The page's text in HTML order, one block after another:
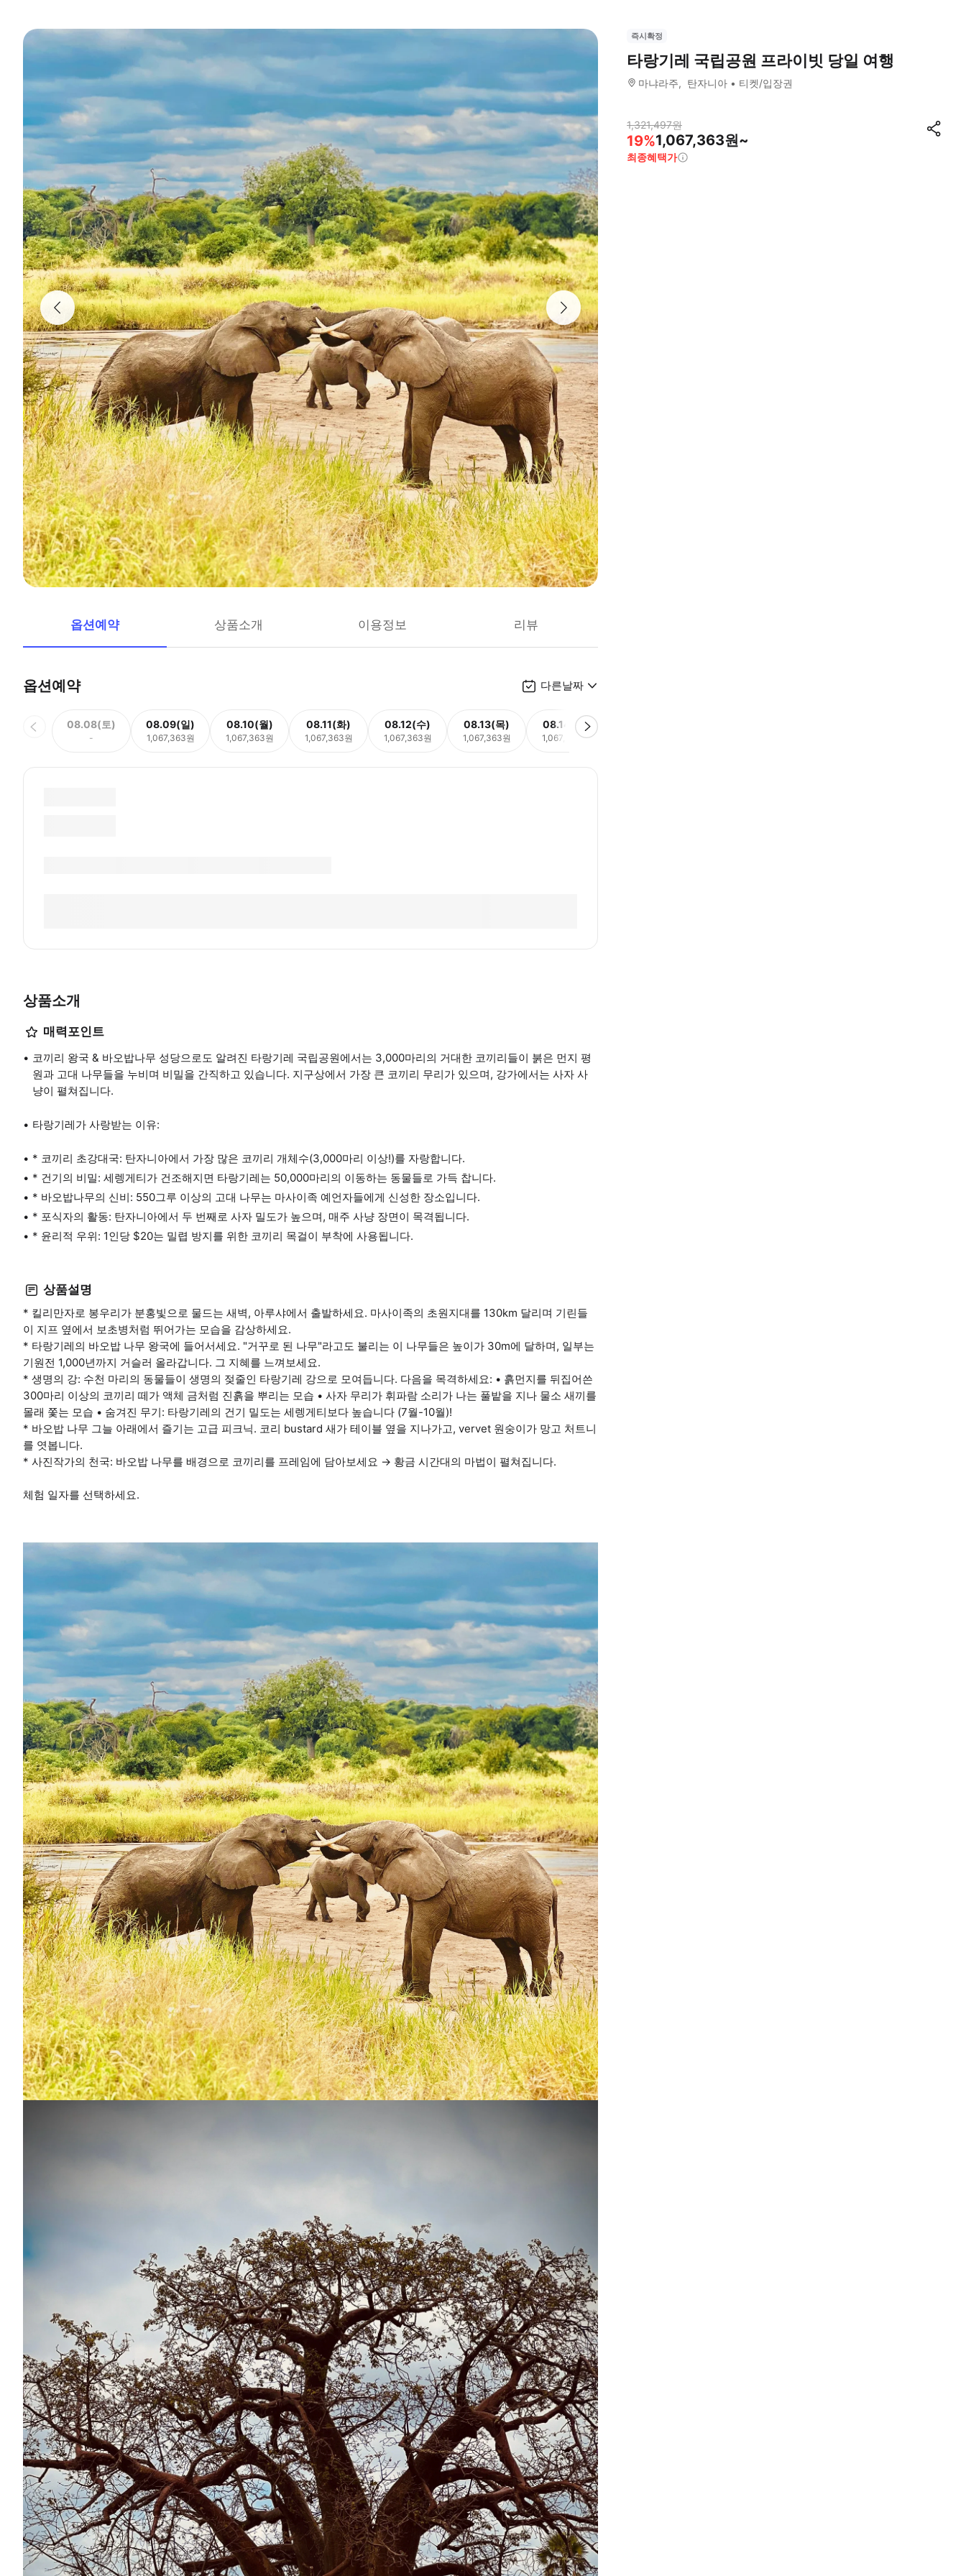
옵션예약 상품소개 이용정보 리뷰
옵션예약 다른날짜
08.08(토)
-
08.09(일)
1,067,363원
08.10(월)
1,067,363원
08.11(화)
1,067,363원
08.12(수)
1,067,363원
08.13(목)
1,067,363원
08.14(금)
1,067,363원
상품소개
매력포인트
코끼리 왕국 & 바오밥나무 성당으로도 알려진 타랑기레 국립공원에서는 3,000마리의 거대한 코끼리들이 붉은 먼지 평
원과 고대 나무들을 누비며 비밀을 간직하고 있습니다. 지구상에서 가장 큰 코끼리 무리가 있으며, 강가에서는 사자 사
냥이 펼쳐집니다.
타랑기레가 사랑받는 이유:
* 코끼리 초강대국: 탄자니아에서 가장 많은 코끼리 개체수(3,000마리 이상!)를 자랑합니다.
* 건기의 비밀: 세렝게티가 건조해지면 타랑기레는 50,000마리의 이동하는 동물들로 가득 찹니다.
* 바오밥나무의 신비: 550그루 이상의 고대 나무는 마사이족 예언자들에게 신성한 장소입니다.
* 포식자의 활동: 탄자니아에서 두 번째로 사자 밀도가 높으며, 매주 사냥 장면이 목격됩니다.
* 윤리적 우위: 1인당 $20는 밀렵 방지를 위한 코끼리 목걸이 부착에 사용됩니다.
상품설명
* 킬리만자로 봉우리가 분홍빛으로 물드는 새벽, 아루샤에서 출발하세요. 마사이족의 초원지대를 130km 달리며 기린들
이 지프 옆에서 보초병처럼 뛰어가는 모습을 감상하세요.
* 타랑기레의 바오밥 나무 왕국에 들어서세요. "거꾸로 된 나무"라고도 불리는 이 나무들은 높이가 30m에 달하며, 일부는
기원전 1,000년까지 거슬러 올라갑니다. 그 지혜를 느껴보세요.
* 생명의 강: 수천 마리의 동물들이 생명의 젖줄인 타랑기레 강으로 모여듭니다. 다음을 목격하세요: • 흙먼지를 뒤집어쓴
300마리 이상의 코끼리 떼가 액체 금처럼 진흙을 뿌리는 모습 • 사자 무리가 휘파람 소리가 나는 풀밭을 지나 물소 새끼를
몰래 쫓는 모습 • 숨겨진 무기: 타랑기레의 건기 밀도는 세렝게티보다 높습니다 (7월-10월)!
* 바오밥 나무 그늘 아래에서 즐기는 고급 피크닉. 코리 bustard 새가 테이블 옆을 지나가고, vervet 원숭이가 망고 처트니
를 엿봅니다.
* 사진작가의 천국: 바오밥 나무를 배경으로 코끼리를 프레임에 담아보세요 → 황금 시간대의 마법이 펼쳐집니다.
체험 일자를 선택하세요.
즉시확정
타랑기레 국립공원 프라이빗 당일 여행
마냐라주 탄자니아 티켓/입장권
1,321,497원
19%1,067,363원~
최종혜택가